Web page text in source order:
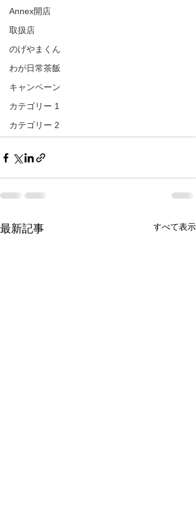
Annex開店
取扱店
のげやまくん
わが日常茶飯
キャンペーン
カテゴリー 1
カテゴリー 2
最新記事 すべて表示